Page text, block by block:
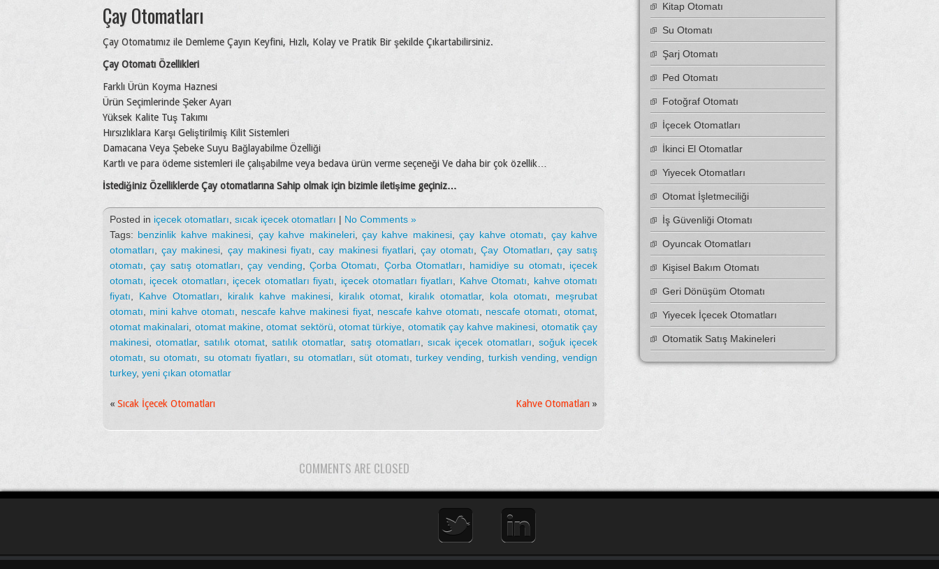
Çay Otomatları
Çay Otomatımız ile Demleme Çayın Keyfini, Hızlı, Kolay ve Pratik Bir şekilde Çıkartabilirsiniz.
Çay Otomatı Özellikleri
Farklı Ürün Koyma Haznesi
Ürün Seçimlerinde Şeker Ayarı
Yüksek Kalite Tuş Takımı
Hırsızlıklara Karşı Geliştirilmiş Kilit Sistemleri
Damacana Veya Şebeke Suyu Bağlayabilme Özelliği
Kartlı ve para ödeme sistemleri ile çalışabilme veya bedava ürün verme seçeneği Ve daha bir çok özellik…
İstediğiniz Özelliklerde Çay otomatlarına Sahip olmak için bizimle iletişime geçiniz…
Posted in içecek otomatları sıcak içecek otomatları | No Comments »
Tags: benzinlik kahve makinesi çay kahve makineleri,çay kahve makinesi,çay kahve otomatı
çay kahve
otomatları ,çay makinesi çay makinesi fiyatı ,cay makinesi fiyatlari, çay otomatı ,Çay Otomatları
çay satış
otomatı ,çay satış otomatları ,çay vending Çorba Otomatı Çorba Otomatları hamidiye su otomatı
içecek
otomatı
içecek otomatları içecek otomatları fiyatı içecek otomatları fiyatları Kahve Otomatı
kahve otomatı
fiyatı
Kahve Otomatları kiralık kahve makinesi, kiralık otomat kiralık otomatlar, kola otomatı
meşrubat
otomatı
mini kahve otomatı nescafe kahve makinesi fiyat, nescafe kahve otomatı nescafe otomatı ,otomat
otomat makinalari otomat makine,otomat sektörü otomat türkiye otomatik çay kahve makinesi otomatik çay
makinesi ,otomatlar,satılık otomat ,satılık otomatlar, satış otomatları sıcak içecek otomatları ,soğuk içecek
otomatı ,su otomatı su otomatı fiyatları ,su otomatları süt otomatı ,turkey vending turkish vending ,vendign
turkey, yeni çıkan otomatlar
« Sıcak İçecek Otomatları Kahve Otomatları »
COMMENTS ARE CLOSED
Kitap Otomatı
Su Otomatı
Şarj Otomatı
Ped Otomatı
Fotoğraf Otomatı
İçecek Otomatları
İkinci El Otomatlar
Yiyecek Otomatları
Otomat İşletmeciliği
İş Güvenliği Otomatı
Oyuncak Otomatları
Kişisel Bakım Otomatı
Geri Dönüşüm Otomatı
Yiyecek İçecek Otomatları
Otomatik Satış Makineleri